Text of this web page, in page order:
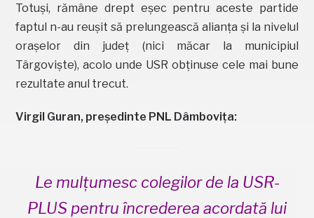
Totuși, rămâne drept eșec pentru aceste partide
faptul n-au reușit să prelungească alianța și la nivelul
orașelor din județ (nici măcar la municipiul
Târgoviște), acolo unde USR obținuse cele mai bune
rezultate anul trecut.
Virgil Guran, președinte PNL Dâmbovița:
Le mulțumesc colegilor de la USR-
PLUS pentru încrederea acordată lui